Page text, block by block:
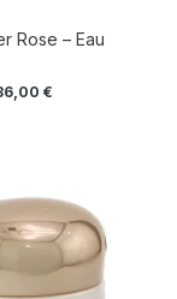
Rose – Eau
€